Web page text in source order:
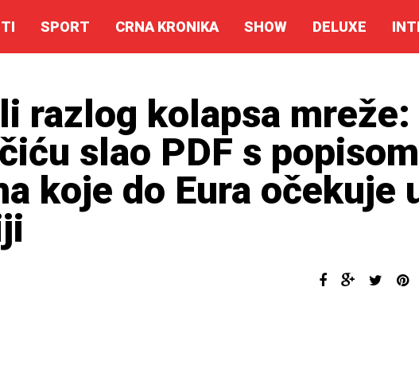
SPORT CRNA KRONIKA SHOW DELUXE
razlog kolapsa mreže:
slao PDF s popisom
koje do Eura očekuje